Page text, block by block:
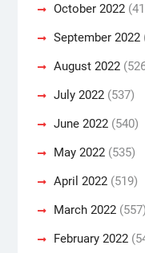
October 2022
September 2022
August 2022
July 2022(537)
June 2022(540)
May 2022(535)
April 2022(519)
March 2022(557)
February 2022